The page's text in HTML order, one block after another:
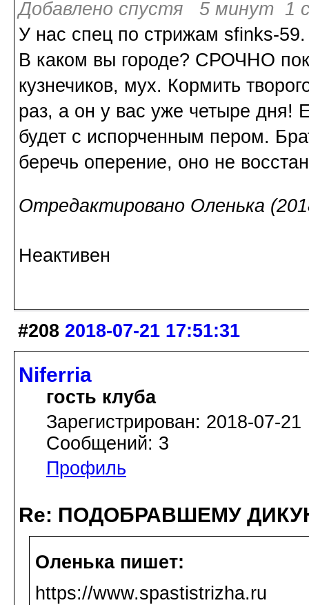
Добавлено спустя 5 минут 1
У нас спец по стрижам sfinks-
В каком вы городе? СРОЧНО
кузнечиков, мух. Кормить
раз, а он у вас уже четыре дня!
будет с испорченным пером.
беречь оперение, оно не
Отредактировано Оленька
Неактивен
#208 2018-07-21 17:51:31
Niferria
гость клуба
Зарегистрирован: 2018-07-21
Сообщений: 3
Профиль
Re: ПОДОБРАВШЕМУ
Оленька пишет:
https://www.spastistrizha.ru